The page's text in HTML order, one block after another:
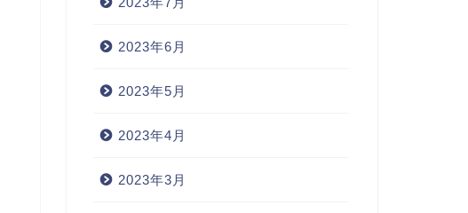
2023年6月
2023年5月
2023年4月
2023年3月